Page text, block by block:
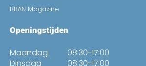
BBAN Magazine
Openingstijden
Maandag
Dinsdag
08:30-17:00
08:30-17:00